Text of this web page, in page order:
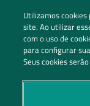
Utilizamos
site. Ao utilizar
com o uso de
para configurar
Seus cookies